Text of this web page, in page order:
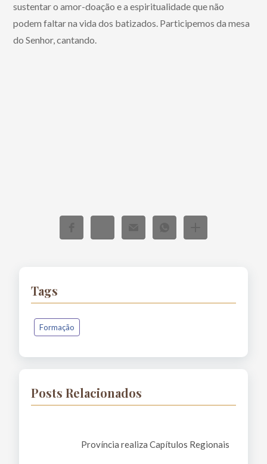
sustentar o amor-doação e a espiritualidade que não
podem faltar na vida dos batizados. Participemos da mesa
do Senhor, cantando.
Tags
Formação
Posts Relacionados
Província realiza Capítulos Regionais